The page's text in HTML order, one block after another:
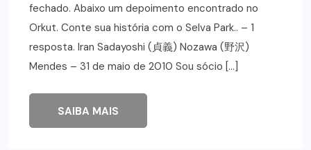
fechado. Abaixo um depoimento encontrado no
Orkut. Conte sua história com o Selva Park.. – 1
resposta. Iran Sadayoshi (貞義) Nozawa (野沢)
Mendes – 31 de maio de 2010 Sou sócio […]
SAIBA MAIS